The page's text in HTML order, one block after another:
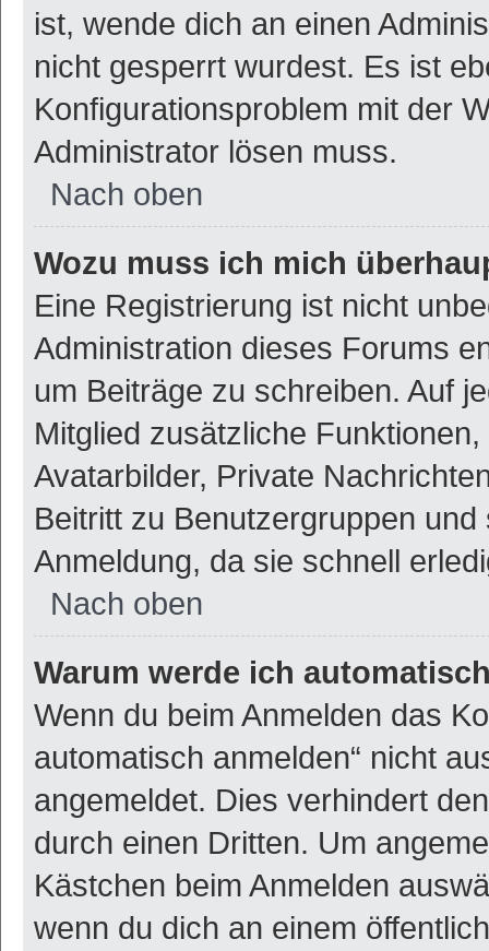
ist, wende dich an einen
nicht gesperrt wurdest. Es ist
Konfigurationsproblem mit der
Administrator lösen muss.
Nach oben
Wozu muss ich mich
Eine Registrierung ist nicht
Administration dieses Forums
um Beiträge zu schreiben. Auf
Mitglied zusätzliche
Avatarbilder, Private
Beitritt zu Benutzergruppen
Anmeldung, da sie schnell
Nach oben
Warum werde ich
Wenn du beim Anmelden das
automatisch anmelden“ nicht
angemeldet. Dies verhindert
durch einen Dritten. Um
Kästchen beim Anmelden
wenn du dich an einem